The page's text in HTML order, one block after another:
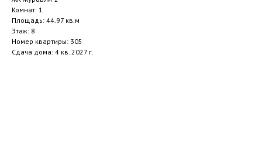
Комнат: 1
Площадь: 44.97 кв.м
Этаж: 8
Номер квартиры: 305
Сдача дома: 4 кв. 2027 г.